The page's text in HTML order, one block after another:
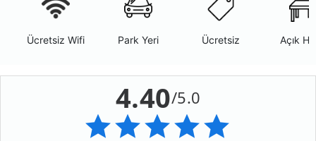
Ücretsiz Wifi Park Yeri Ücretsiz Açık
4.40/5.0